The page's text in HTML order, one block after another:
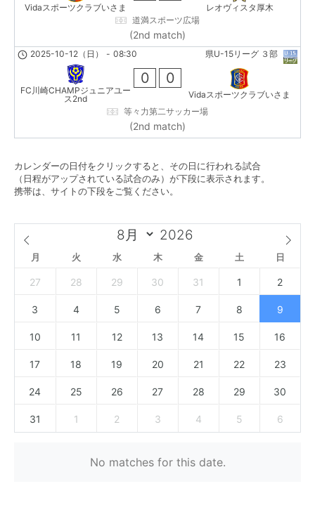
Vidaスポーツクラブいさま
レオヴィスタ厚木
道満スポーツ広場
(2nd match)
県U-15リーグ ３部
2025-10-12（日） - 08:30
FC川崎CHAMPジュニアユー
ス2nd
0 0
Vidaスポーツクラブいさま
等々力第二サッカー場
(2nd match)
カレンダーの日付をクリックすると、その日に行われる試合
（日程がアップされている試合のみ）が下段に表示されます。
携帯は、サイトの下段をご覧ください。
月 火 水 木 金 土 日
27 28 29 30 31 1 2
3 4 5 6 7 8 9
10 11 12 13 14 15 16
17 18 19 20 21 22 23
24 25 26 27 28 29 30
31 1 2 3 4 5 6
No matches for this date.